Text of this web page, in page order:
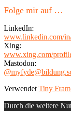
Folge mir auf …
LinkedIn:
www.linkedin.com/
Xing:
www.xing.com/
Mastodon:
Footer
Inhalt
Verwendet Tiny
Durch die weitere